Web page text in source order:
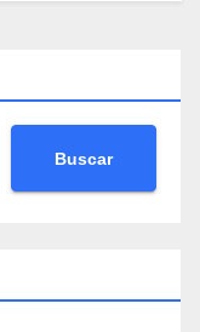
Buscar